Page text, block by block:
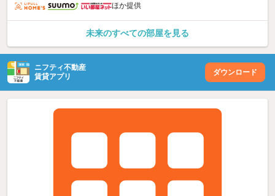
ほか提供
未来のすべての部屋を見る
ニフティ不動産
賃貸アプリ
ダウンロード